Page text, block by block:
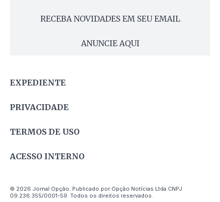
RECEBA NOVIDADES EM SEU EMAIL
ANUNCIE AQUI
EXPEDIENTE
PRIVACIDADE
TERMOS DE USO
ACESSO INTERNO
© 2026 Jornal Opção. Publicado por Opção Notícias Ltda CNPJ
09.236.355/0001-59. Todos os direitos reservados.